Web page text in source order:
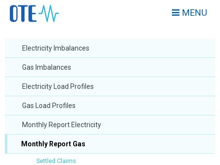
MENU
Electricity Imbalances
Gas Imbalances
Electricity Load Profiles
Gas Load Profiles
Monthly Report Electricity
Monthly Report Gas
Settled Claims